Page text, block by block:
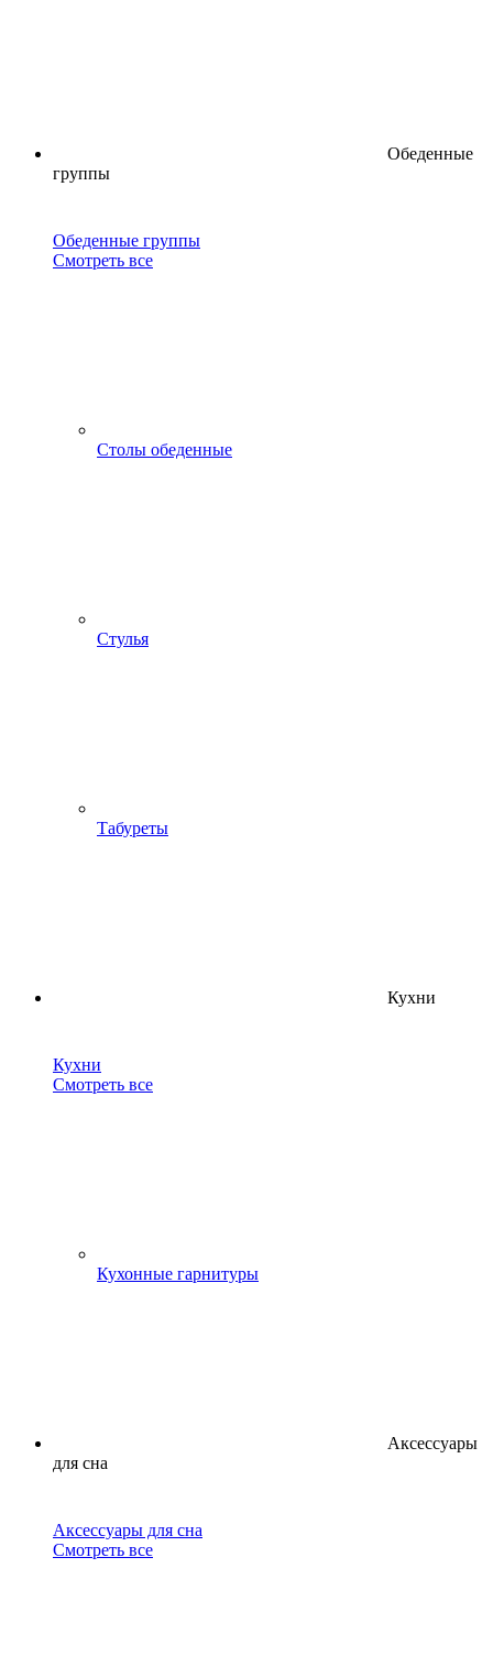
Обеденные
группы
Обеденные группы
Смотреть все
Столы обеденные
Стулья
Табуреты
Кухни
Кухни
Смотреть все
Кухонные гарнитуры
Аксессуары
для сна
Аксессуары для сна
Смотреть все